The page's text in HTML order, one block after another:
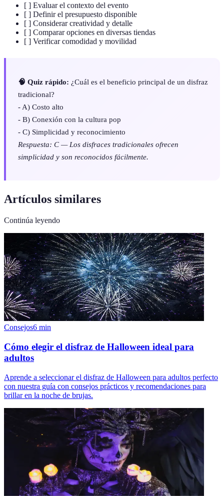
[ ] Evaluar el contexto del evento
[ ] Definir el presupuesto disponible
[ ] Considerar creatividad y detalle
[ ] Comparar opciones en diversas tiendas
[ ] Verificar comodidad y movilidad
🧠 Quiz rápido: ¿Cuál es el beneficio principal de un disfraz
tradicional?
- A) Costo alto
- B) Conexión con la cultura pop
- C) Simplicidad y reconocimiento
Respuesta: C — Los disfraces tradicionales ofrecen
simplicidad y son reconocidos fácilmente.
Artículos similares
Continúa leyendo
Consejos6 min
Cómo elegir el disfraz de Halloween ideal para
adultos
Aprende a seleccionar el disfraz de Halloween para adultos perfecto
con nuestra guía con consejos prácticos y recomendaciones para
brillar en la noche de brujas.